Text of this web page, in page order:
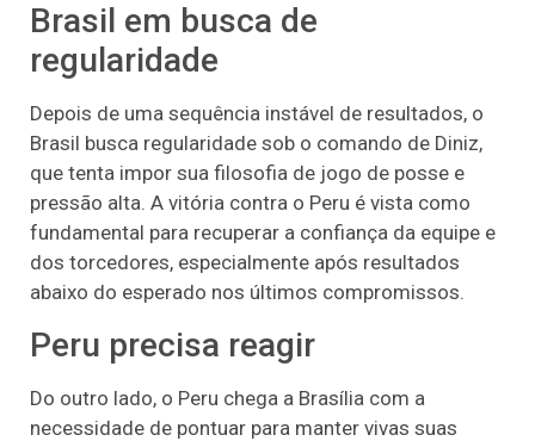
Brasil em busca de
regularidade
Depois de uma sequência instável de resultados, o
Brasil busca regularidade sob o comando de Diniz,
que tenta impor sua filosofia de jogo de posse e
pressão alta. A vitória contra o Peru é vista como
fundamental para recuperar a confiança da equipe e
dos torcedores, especialmente após resultados
abaixo do esperado nos últimos compromissos.
Peru precisa reagir
Do outro lado, o Peru chega a Brasília com a
necessidade de pontuar para manter vivas suas